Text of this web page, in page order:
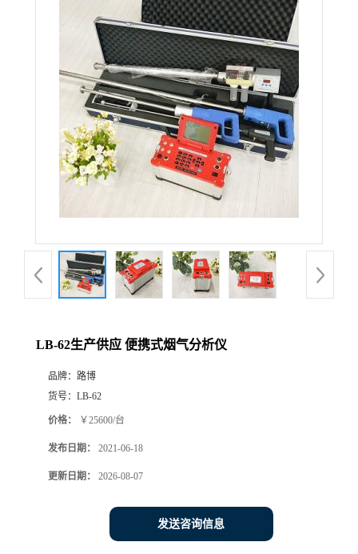
品
厅
LB-62生产供应 便携式烟气分析仪
品牌： 路博
货号： LB-62
价格： ￥25600/台
发布日期： 2021-06-18
更新日期： 2026-08-07
发送咨询信息